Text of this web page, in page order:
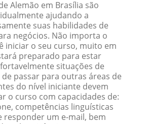
Alemão em Brasília são
ajudando a
suas habilidades de
negócios. Não importa o
iniciar o seu curso, muito em
preparado para estar
situações de
passar para outras áreas de
do nível iniciante devem
o curso com capacidades de:
competências linguísticas
responder um e-mail, bem